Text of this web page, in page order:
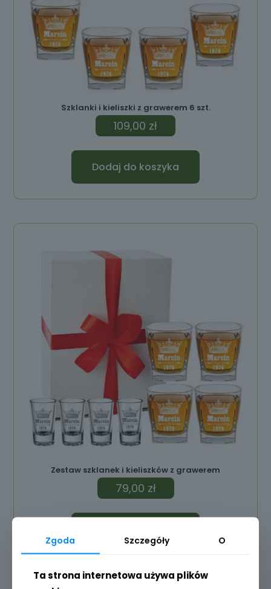
Szklanki i kieliszki z grawerem 6 szt.
109,00 zł
Dodaj do koszyka
Zestaw szklanek i kieliszków z grawerem
79,00 zł
Zgoda Szczegóły O
Ta strona internetowa używa plików